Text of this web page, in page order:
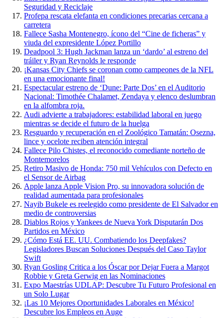
Seguridad y Reciclaje
Profepa rescata elefanta en condiciones precarias cercana a
carretera
Fallece Sasha Montenegro, ícono del “Cine de ficheras” y
viuda del expresidente López Portillo
Deadpool 3: Hugh Jackman lanza un ‘dardo’ al estreno del
tráiler y Ryan Reynolds le responde
¡Kansas City Chiefs se coronan como campeones de la NFL
en una emocionante final!
Espectacular estreno de ‘Dune: Parte Dos’ en el Auditorio
Nacional: Timothée Chalamet, Zendaya y elenco deslumbran
en la alfombra roja.
Audi advierte a trabajadores: estabilidad laboral en juego
mientras se decide el futuro de la huelga
Resguardo y recuperación en el Zoológico Tamatán: Osezna,
lince y ocelote reciben atención integral
Fallece Pilo Chistes, el reconocido comediante norteño de
Montemorelos
Retiro Masivo de Honda: 750 mil Vehículos con Defecto en
el Sensor de Airbag
Apple lanza Apple Vision Pro, su innovadora solución de
realidad aumentada para profesionales
Nayib Bukele es reelegido como presidente de El Salvador en
medio de controversias
Diablos Rojos y Yankees de Nueva York Disputarán Dos
Partidos en México
¿Cómo Está EE. UU. Combatiendo los Deepfakes?
Legisladores Buscan Soluciones Después del Caso Taylor
Swift
Ryan Gosling Critica a los Óscar por Dejar Fuera a Margot
Robbie y Greta Gerwig en las Nominaciones
Expo Maestrías UDLAP: Descubre Tu Futuro Profesional en
un Solo Lugar
¡Las 10 Mejores Oportunidades Laborales en México!
Descubre los Empleos en Auge